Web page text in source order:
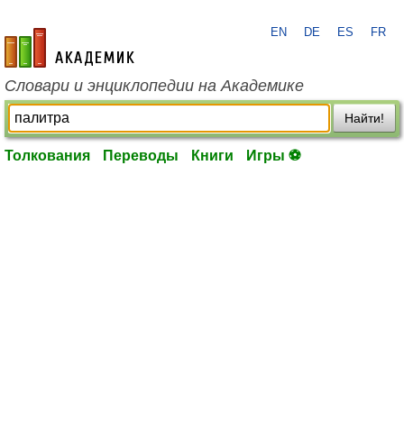
academic.ru
EN DE ES FR
Словари и энциклопедии на Академике
Найти!
Толкования Переводы Книги Игры ⚽